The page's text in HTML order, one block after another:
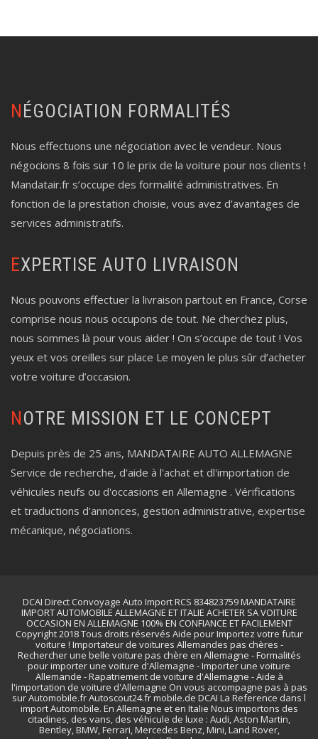
NÉGOCIATION FORMALITÉS
Nous effectuons une négociation avec le vendeur. Nous
négocions 8 fois sur 10 le prix de la voiture pour nos clients !
Mandatair.fr s’occupe des formalité administratives. En
fonction de la prestation choisie, vous avez d’avantages de
services administratifs.
EXPERTISE AUTO LIVRAISON
Nous pouvons effectuer la livraison partout en France, Corse
comprise nous nous occupons de tout. Ne cherchez plus,
nous sommes là pour vous aider ! On s’occupe de tout ! Vos
yeux et vos oreilles sur place Le moyen le plus sûr d’acheter
votre voiture d’occasion.
NOTRE MISSION ET LE CONCEPT
Depuis près de 25 ans, MANDATAIRE AUTO ALLEMAGNE
Service de recherche, d'aide à l'achat et dl'importation de
véhicules neufs ou d'occasions en Allemagne . Vérifications
et traductions d'annonces, gestion administrative, expertise
mécanique, négociations.
DCAI Direct Convoyage Auto Import RCS 834823759 MANDATAIRE
IMPORT AUTOMOBILE ALLEMAGNE ET ITALIE ACHETER SA VOITURE
OCCASION EN ALLEMAGNE 100% EN CONFIANCE ET FACILEMENT
Copyright 2018 Tous droits réservés Aide pour Importez votre futur
voiture ! Importateur de voitures Allemandes pas chères -
Rechercher une belle voiture pas chère en Allemagne - Formalités
pour importer une voiture d'Allemagne - Importer une voiture
Allemande - Rapatriement de voiture d'Allemagne - Aide à
l'importation de voiture d'Allemagne On vous accompagne pas à pas
sur Automobile.fr Autoscout24.fr mobile.de DCAI La Reference dans l
import Automobile. En Allemagne et en Italie Nous importons des
citadines, des vans, des véhicule de luxe : Audi, Aston Martin,
Bentley, BMW, Ferrari, Mercedes Benz, Mini, Land Rover,